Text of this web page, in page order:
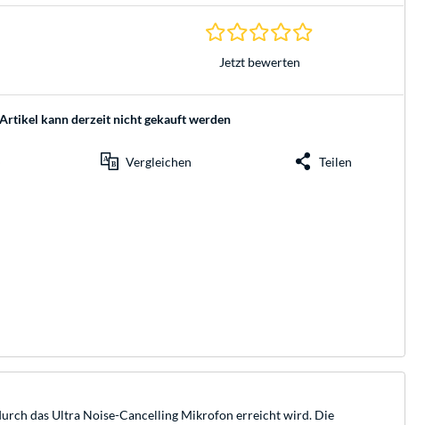
0.0 Sterne bei 0
Jetzt bewerten
Artikel kann derzeit nicht gekauft werden
Vergleichen Teilen
das Ultra Noise-Cancelling Mikrofon erreicht wird. Die